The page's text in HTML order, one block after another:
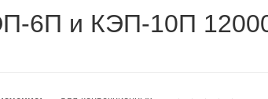
6П и КЭП-10П